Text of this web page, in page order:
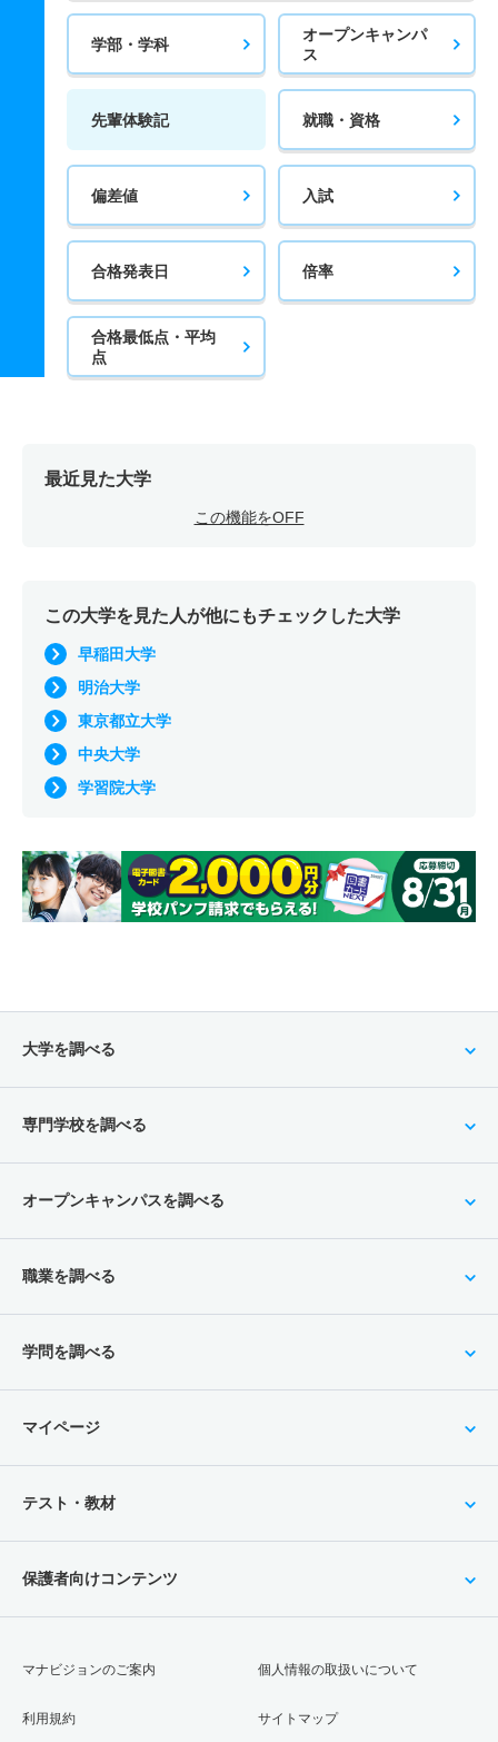
学部・学科
オープンキャンパ
ス
先輩体験記 就職・資格
偏差値 入試
合格発表日 倍率
合格最低点・平均
点
最近見た大学
この機能をOFF
この大学を見た人が他にもチェックした大学
早稲田大学
明治大学
東京都立大学
中央大学
学習院大学
大学を調べる
専門学校を調べる
オープンキャンパスを調べる
職業を調べる
学問を調べる
マイページ
テスト・教材
保護者向けコンテンツ
マナビジョンのご案内
利用規約
個人情報の取扱いについて
サイトマップ